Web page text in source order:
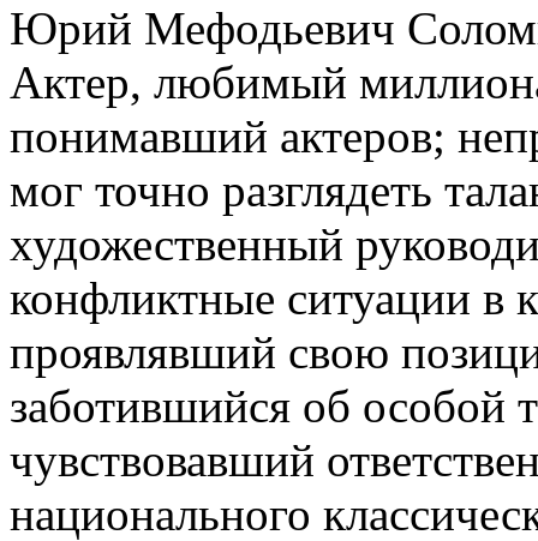
Юрий Мефодьевич
Актер, любимый
понимавший актеров;
мог точно разглядеть
художественный
конфликтные ситуации в
проявлявший свою
заботившийся об особой
чувствовавший
национального